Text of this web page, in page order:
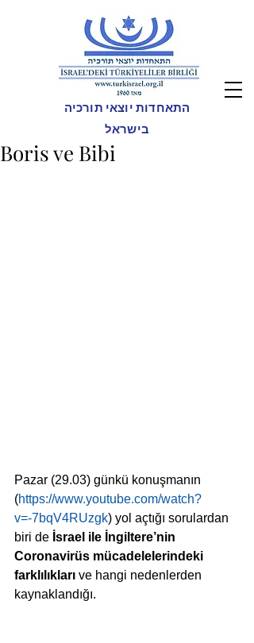
התאחדות יוצאי תורכיה
בישראל
Boris ve Bibi
Pazar (29.03) günkü konuşmanın
(https://www.youtube.com/watch?
v=-7bqV4RUzgk) yol açtığı sorulardan
biri de İsrael ile İngiltere’nin
Coronavirüs mücadelelerindeki
farklılıkları ve hangi nedenlerden
kaynaklandığı.